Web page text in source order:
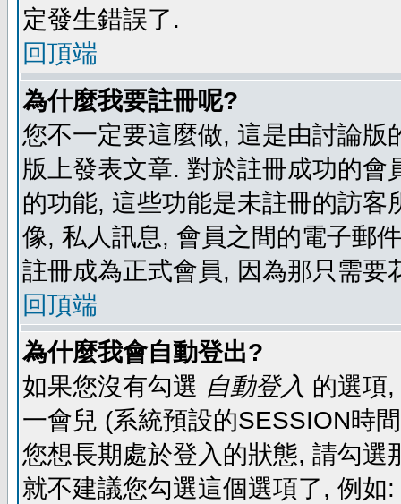
定發生錯誤了.
回頂端
為什麼我要註冊呢?
您不一定要這麼做, 這是由討論
版上發表文章. 對於註冊成功的
的功能, 這些功能是未註冊的訪
像, 私人訊息, 會員之間的電子郵
註冊成為正式會員, 因為那只需要
回頂端
為什麼我會自動登出?
如果您沒有勾選 自動登入 的選項
一會兒 (系統預設的SESSION時
您想長期處於登入的狀態, 請勾
就不建議您勾選這個選項了, 例